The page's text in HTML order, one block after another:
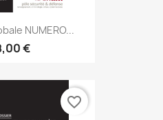
NUMERO...
€
favorite_border